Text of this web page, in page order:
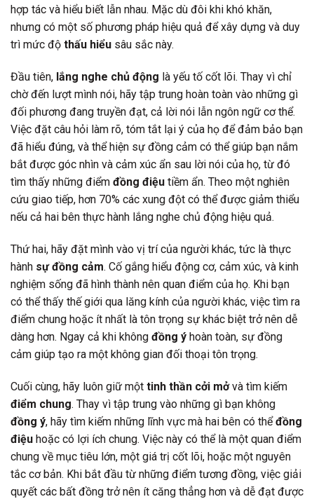
hợp tác và hiểu biết lẫn nhau. Mặc dù đôi khi khó khăn,
nhưng có một số phương pháp hiệu quả để xây dựng và duy
trì mức độ thấu hiểu sâu sắc này.
Đầu tiên, lắng nghe chủ động là yếu tố cốt lõi. Thay vì chỉ
chờ đến lượt mình nói, hãy tập trung hoàn toàn vào những gì
đối phương đang truyền đạt, cả lời nói lẫn ngôn ngữ cơ thể.
Việc đặt câu hỏi làm rõ, tóm tắt lại ý của họ để đảm bảo bạn
đã hiểu đúng, và thể hiện sự đồng cảm có thể giúp bạn nắm
bắt được góc nhìn và cảm xúc ẩn sau lời nói của họ, từ đó
tìm thấy những điểm đồng điệu tiềm ẩn. Theo một nghiên
cứu giao tiếp, hơn 70% các xung đột có thể được giảm thiểu
nếu cả hai bên thực hành lắng nghe chủ động hiệu quả.
Thứ hai, hãy đặt mình vào vị trí của người khác, tức là thực
hành sự đồng cảm. Cố gắng hiểu động cơ, cảm xúc, và kinh
nghiệm sống đã hình thành nên quan điểm của họ. Khi bạn
có thể thấy thế giới qua lăng kính của người khác, việc tìm ra
điểm chung hoặc ít nhất là tôn trọng sự khác biệt trở nên dễ
dàng hơn. Ngay cả khi không đồng ý hoàn toàn, sự đồng
cảm giúp tạo ra một không gian đối thoại tôn trọng.
Cuối cùng, hãy luôn giữ một tinh thần cởi mởvà tìm kiếm
điểm chung. Thay vì tập trung vào những gì bạn không
đồng ý, hãy tìm kiếm những lĩnh vực mà hai bên có thểđồng
điệu hoặc có lợi ích chung. Việc này có thể là một quan điểm
chung về mục tiêu lớn, một giá trị cốt lõi, hoặc một nguyên
tắc cơ bản. Khi bắt đầu từ những điểm tương đồng, việc giải
quyết các bất đồng trở nên ít căng thẳng hơn và dễ đạt được